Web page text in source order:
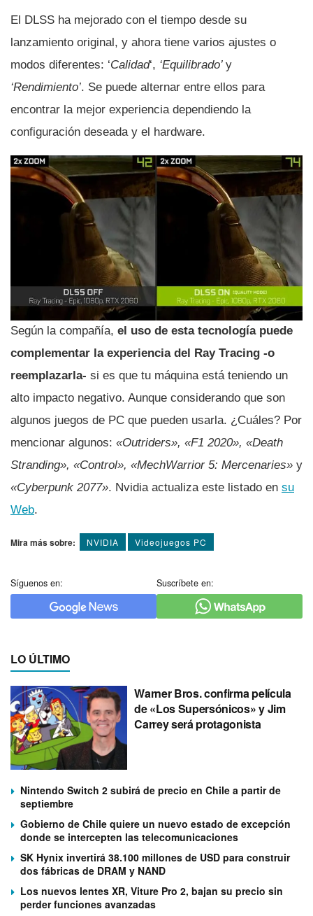
El DLSS ha mejorado con el tiempo desde su
lanzamiento original, y ahora tiene varios ajustes o
modos diferentes: ‘Calidad‘, ‘Equilibrado’ y
‘Rendimiento’. Se puede alternar entre ellos para
encontrar la mejor experiencia dependiendo la
configuración deseada y el hardware.
Según la compañía, el uso de esta tecnología puede
complementar la experiencia del Ray Tracing -o
reemplazarla- si es que tu máquina está teniendo un
alto impacto negativo. Aunque considerando que son
algunos juegos de PC que pueden usarla. ¿Cuáles? Por
mencionar algunos: «Outriders», «F1 2020», «Death
Stranding», «Control», «MechWarrior 5: Mercenaries» y
«Cyberpunk 2077». Nvidia actualiza este listado en su
Web.
Mira más sobre: NVIDIA Videojuegos PC
Síguenos en: Suscríbete en:
LO ÚLTIMO
Warner Bros. confirma película
de «Los Supersónicos» y Jim
Carrey será protagonista
Nintendo Switch 2 subirá de precio en Chile a partir de
septiembre
Gobierno de Chile quiere un nuevo estado de excepción
donde se intercepten las telecomunicaciones
SK Hynix invertirá 38.100 millones de USD para construir
dos fábricas de DRAM y NAND
Los nuevos lentes XR, Viture Pro 2, bajan su precio sin
perder funciones avanzadas